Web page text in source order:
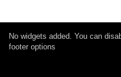
No widgets added. You can
footer options